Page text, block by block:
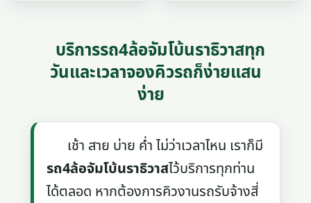
บริการรถ4ล้อจัมโบ้นราธิวาสทุก
วันและเวลาจองคิวรถก็ง่ายแสน
ง่าย
เช้า สาย บ่าย ค่ำ ไม่ว่าเวลาไหน เราก็มี
รถ4ล้อจัมโบ้นราธิวาสไว้บริการทุกท่าน
ได้ตลอด หากต้องการคิวงานรถรับจ้างสี่